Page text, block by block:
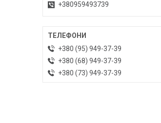
+380959493739
+380 (95) 949-37-39
+380 (68) 949-37-39
+380 (73) 949-37-39